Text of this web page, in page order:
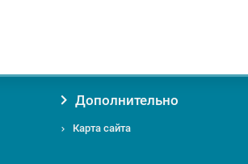
Дополнительно
Карта сайта